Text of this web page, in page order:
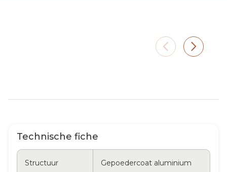
Technische fiche
Structuur Gepoedercoat aluminium